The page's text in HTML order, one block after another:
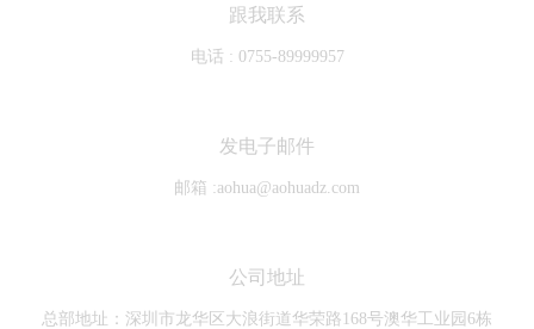
跟我联系
电话 : 0755-89999957
发电子邮件
邮箱 :aohua@aohuadz.com
公司地址
总部地址：深圳市龙华区大浪街道华荣路168号澳华工业园6栋